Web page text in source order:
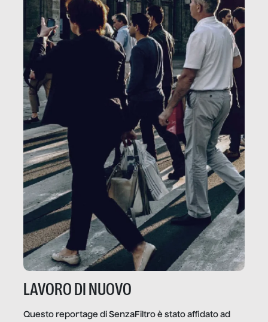
LAVORO DI NUOVO
Questo reportage di SenzaFiltro è stato affidato ad